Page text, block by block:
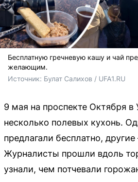
Бесплатную гречневую кашу и чай
желающим.
Источник: Булат Салихов / UFA1.RU
9 мая на проспекте Октября в
несколько полевых кухонь.
предлагали бесплатно,
Журналисты прошли вдоль
узнали, чем потчевали